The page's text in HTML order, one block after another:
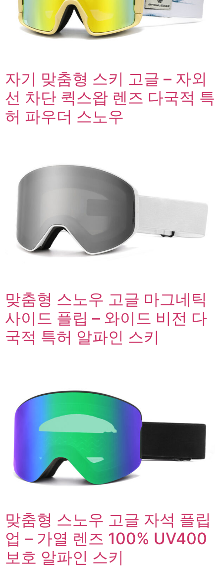
자기 맞춤형 스키 고글 – 자외
선 차단 퀵스왑 렌즈 다국적 특
허 파우더 스노우
맞춤형 스노우 고글 마그네틱
사이드 플립 – 와이드 비전 다
국적 특허 알파인 스키
맞춤형 스노우 고글 자석 플립
업 – 가열 렌즈 100% UV400
보호 알파인 스키